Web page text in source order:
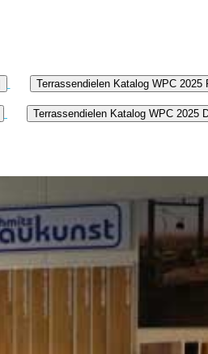
Terrassendielen Katalog WPC
Terrassendielen Katalog WPC 2025